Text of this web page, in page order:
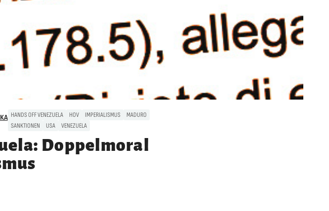
HANDS OFF VENEZUELA HOV IMPERIALISMUS
MADURO
SANKTIONEN
USA VENEZUELA
Doppelmoral